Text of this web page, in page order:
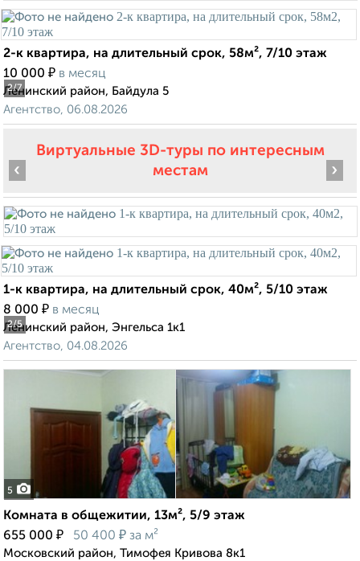
2/7
2-к квартира, на длительный срок, 58м², 7/10 этаж
10 000 ₽ в месяц
Ленинский район, Байдула 5
Агентство, 06.08.2026
Виртуальные 3D-туры по интересным
местам
2/5
‹ ›
1-к квартира, на длительный срок, 40м², 5/10 этаж
8 000 ₽ в месяц
Ленинский район, Энгельса 1к1
Агентство, 04.08.2026
5
Комната в общежитии, 13м², 5/9 этаж
655 000 ₽ 50 400 ₽ за м²
Московский район, Тимофея Кривова 8к1